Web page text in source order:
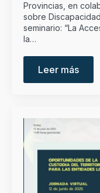
Provincias, en
sobre
seminario: “La
la…
Leer más